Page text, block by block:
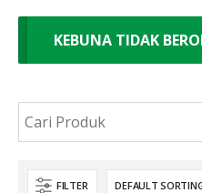
KEBUNA TIDAK
FILTER